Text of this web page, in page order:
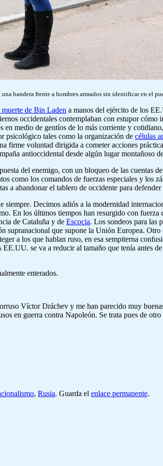
bandera frente a hombres armados sin identificar en el
muerte de Bin Laden a manos del ejército de los
occidentales contemplaban con estupor
medio de gentíos de lo más corriente y
psicológico tales como la organización de células
firme voluntad dirigida a cometer acciones
antioccidental desde algún lugar montañoso
del enemigo, con un bloqueo de las cuentas
como los comandos de fuerzas especiales y los
a abandonar el tablero de occidente para defender
Decimos adiós a la modernidad
En los últimos tiempos han resurgido con
de Cataluña y de Escocia. Los sondeos para las
supranacional que supone la Unión Europea.
a los que hablan ruso, en esa sempiterna
se va a reducir al tamaño que tenía antes
enterados.
Víctor Dráchev y me han parecido muy
en guerra contra Napoleón. Se trata pues de
, Rusia. Guarda el enlace permanente.